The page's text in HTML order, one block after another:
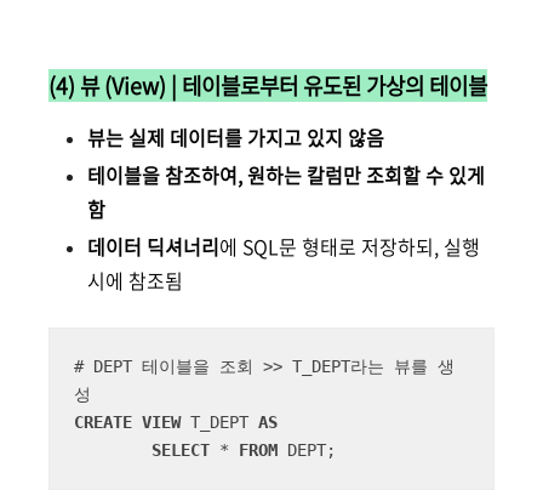
(4) 뷰 (View) | 테이블로부터 유도된 가상의 테이블
뷰는 실제 데이터를 가지고 있지 않음
테이블을 참조하여, 원하는 칼럼만 조회할 수 있게
함
데이터 딕셔너리에 SQL문 형태로 저장하되, 실행
시에 참조됨
# DEPT 테이블을 조회 >> T_DEPT라는 뷰를 생
CREATE VIEW T_DEPT AS
SELECT * FROM DEPT;